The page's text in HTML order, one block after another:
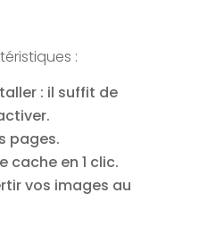
:
: il suffit de
pages.
cache en 1 clic.
vos images au